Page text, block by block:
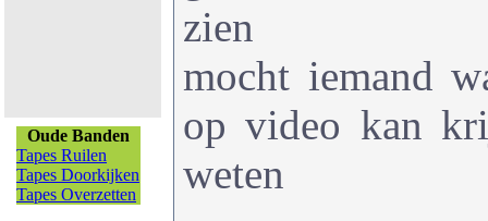
Oude Banden
Tapes Ruilen
Tapes Doorkijken
Tapes Overzetten
zien
mocht iemand
op video kan
weten